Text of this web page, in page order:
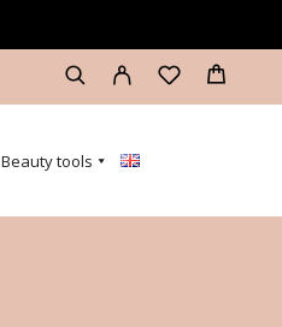
Beauty tools